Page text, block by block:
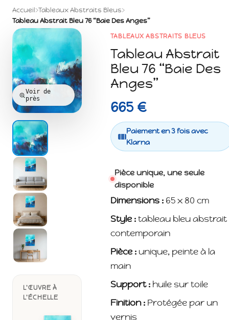
Accueil›Tableaux Abstraits Bleus›
Tableau Abstrait Bleu 76 “Baie Des Anges”
Voir de
près
L'ŒUVRE À
L'ÉCHELLE
TABLEAUX ABSTRAITS BLEUS
Tableau Abstrait
Bleu 76 “Baie Des
Anges”
665 €
Paiement en 3 fois avec
Klarna
Pièce unique, une seule
disponible
Dimensions :65 x 80 cm
Style :tableau bleu abstrait
contemporain
Pièce :unique, peinte à la
main
Support :huile sur toile
Finition :Protégée par un
vernis